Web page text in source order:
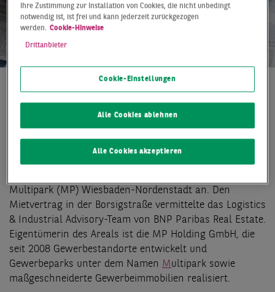
Ein renommierter Lebensmitteldienstleister hat sich in
Wiesbaden neue Hallenflächen gesichert: Rund 6.250
Quadratmeter Hallen- und rund 850 Quadratmeter
Multipark (MP) Wiesbaden-Nordenstadt an. Den
Mietvertrag in der Borsigstraße vermittelte das Logistics
& Industrial Advisory-Team von BNP Paribas Real Estate.
Eigentümerin des Areals ist die MP Holding GmbH, die
seit 2008 Gewerbestandorte entwickelt und
Gewerbeparks unter dem Namen Multipark sowie
maßgeschneiderte Gewerbeimmobilien realisiert.
Ihre Zustimmung zur Installation von Cookies, die nicht unbedingt
notwendig ist, ist frei und kann jederzeit zurückgezogen
werden. Cookie-Hinweise
Drittanbieter
Cookie-Einstellungen
Alle Cookies ablehnen
Alle Cookies akzeptieren